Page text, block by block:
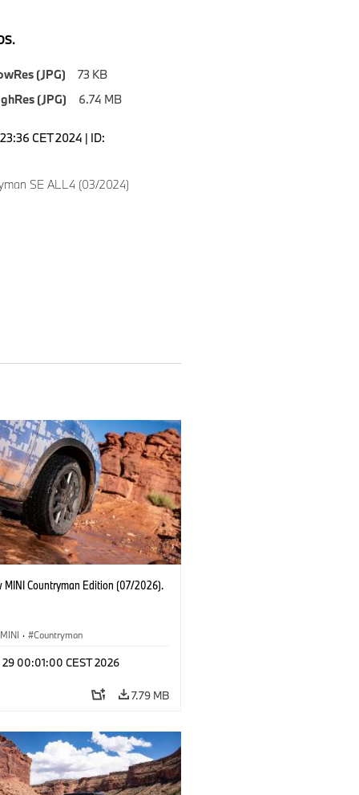
(JPG)
73 KB
(JPG)
6.74 MB
CET 2024 | ID:
SE ALL4 (03/2024)
MINI Countryman Edition (07/2026).
MINI · Countryman
29 00:01:00 CEST 2026
7.79 MB